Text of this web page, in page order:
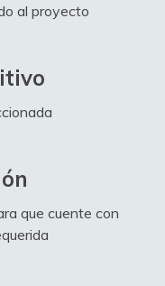
al proyecto
que cuente con